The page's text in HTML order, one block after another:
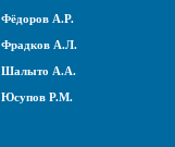
Фёдоров А.Р.
Фрадков А.Л.
Шалыто А.А.
Юсупов Р.М.